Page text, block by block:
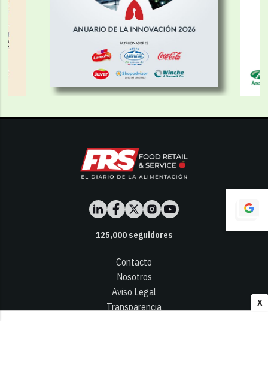
X
125,000seguidores
Contacto
Nosotros
Aviso Legal
Transparencia